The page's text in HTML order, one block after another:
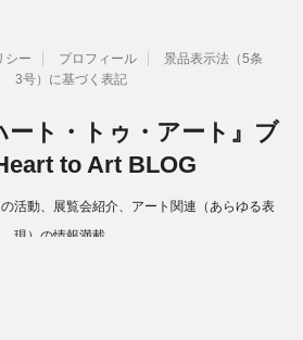
シー プロフィール
景品表示法（5条
3号）に基づく表記
ート・トゥ・アート』ブ
to Art BLOG
の活動、展覧会紹介、アート関連（あらゆる表
現）の情報満載